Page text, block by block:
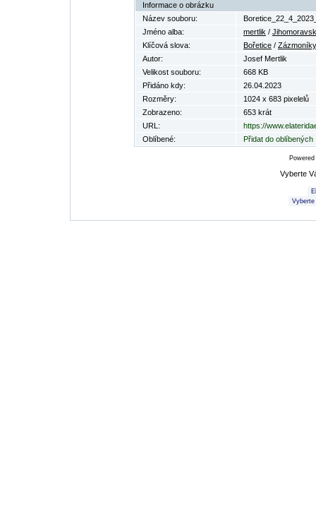
Informace o obrázku
Název souboru:
Jméno alba:
mertlik /
Klíčová slova:
Bořetice / Zázmoníky
Autor:
Josef Mertlik
Velikost souboru:
668 KB
Přidáno kdy:
26.04.2023
Rozměry:
1024 x 683 pixelelů
Zobrazeno:
653 krát
URL:
https://
Oblíbené:
Přidat do oblíbených
Vyberte